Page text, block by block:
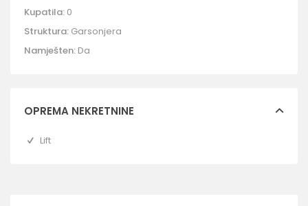
Kupatila: 0
Struktura: Garsonjera
Namješten: Da
OPREMA NEKRETNINE
Lift